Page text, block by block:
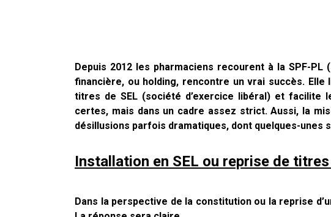
Depuis 2012 les pharmaciens recourent à la SPF-
financière, ou holding, rencontre un vrai succès.
titres de SEL (société d’exercice libéral) et facilite
certes, mais dans un cadre assez strict. Aussi, la
désillusions parfois dramatiques, dont quelques-unes
Installation en SEL ou reprise de
Dans la perspective de la constitution ou la reprise